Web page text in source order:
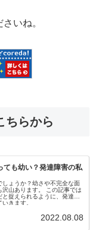
いね。
ちらから
ても幼い？発達障害の私
ょうか？幼さや不完全な面
沢山あります。 この記事では
捉えられるように、発達障
きます。
2022.08.08